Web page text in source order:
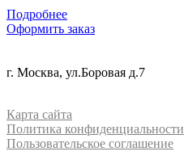
Подробнее
Оформить заказ
г. Москва, ул.Боровая д.7
Карта сайта
Политика конфиденциальности
Пользовательское соглашение